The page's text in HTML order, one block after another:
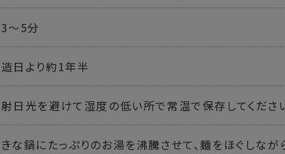
～5分
日より約1年半
日光を避けて湿度の低い所で常温で保存してくださ
な鍋にたっぷりのお湯を沸騰させて、麺をほぐしなが